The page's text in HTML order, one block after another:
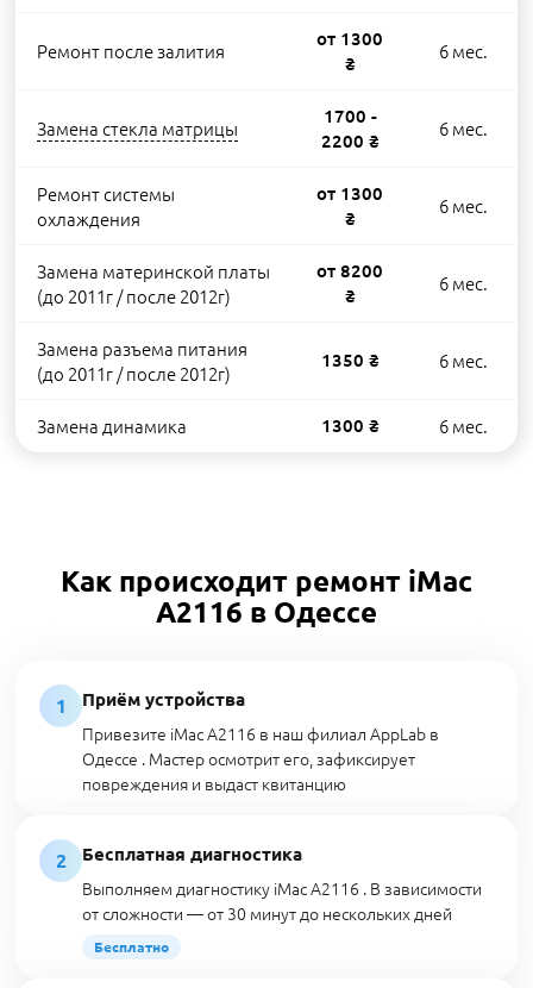
Ремонт после залития
от 1300
₴
6 мес.
Замена стекла матрицы
1700 -
2200 ₴
6 мес.
Ремонт системы
охлаждения
от 1300
₴
6 мес.
Замена материнской платы
(до 2011г / после 2012г)
от 8200
₴
6 мес.
Замена разъема питания
(до 2011г / после 2012г)
1350 ₴ 6 мес.
Замена динамика 1300 ₴ 6 мес.
Как происходит ремонт iMac
A2116 в Одессе
1
Приём устройства
Привезите iMac A2116 в наш филиал AppLab в
Одессе . Мастер осмотрит его, зафиксирует
повреждения и выдаст квитанцию
2
Бесплатная диагностика
Выполняем диагностику iMac A2116 . В зависимости
от сложности — от 30 минут до нескольких дней
Бесплатно